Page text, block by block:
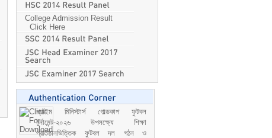
College Admission Result
Click Here
প্রাইম মিনিস্টার্স গোল্ডকাপ ফুটবল
টুর্নামেন্ট-২০২৬ উপলক্ষ্যে শিক্ষা
প্রতিষ্ঠানভিত্তিক ফুটবল দল গঠন ও